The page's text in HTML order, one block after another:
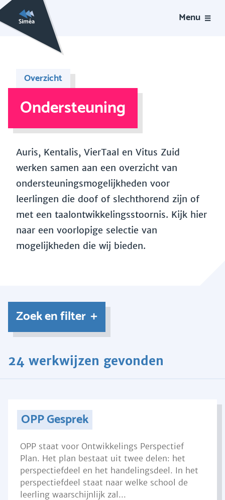
Menu
Overzicht
Ondersteuning
Auris, Kentalis, VierTaal en Vitus Zuid
werken samen aan een overzicht van
ondersteuningsmogelijkheden voor
leerlingen die doof of slechthorend zijn of
met een taalontwikkelingsstoornis. Kijk hier
naar een voorlopige selectie van
mogelijkheden die wij bieden.
Zoek en filter
24 werkwijzen gevonden
OPP Gesprek
OPP staat voor Ontwikkelings Perspectief
Plan. Het plan bestaat uit twee delen: het
perspectiefdeel en het handelingsdeel. In het
perspectiefdeel staat naar welke school de
leerling waarschijnlijk zal...